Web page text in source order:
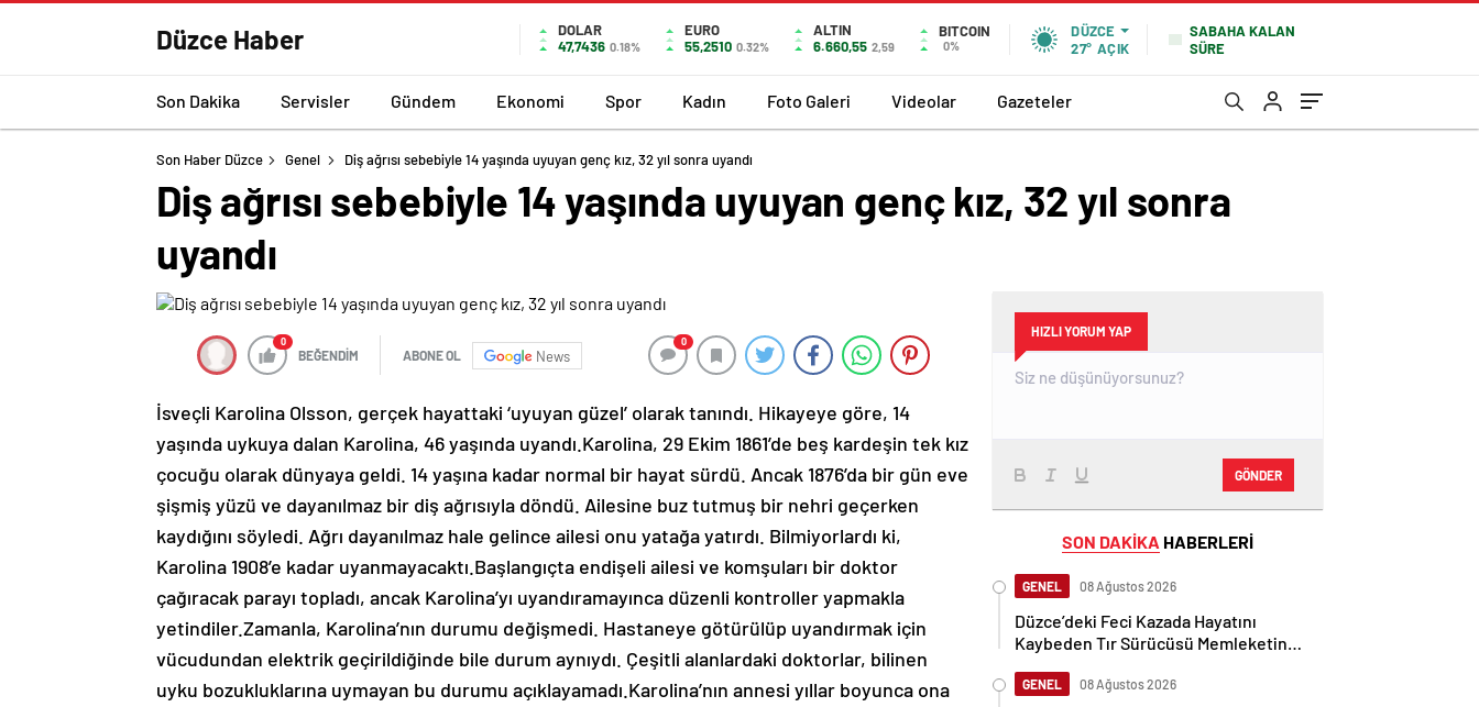
Düzce Haber
DOLAR
47,7436 0.18%
EURO
55,2510 0.32%
ALTIN
6.660,55 2,59
BITCOIN
0%
DÜZCE
27° AÇIK
SABAHA KALAN
SÜRE
Son Dakika Servisler Gündem Ekonomi Spor Kadın Foto Galeri Videolar Gazeteler
Son Haber Düzce Genel Diş ağrısı sebebiyle 14 yaşında uyuyan genç kız, 32 yıl sonra uyandı
Diş ağrısı sebebiyle 14 yaşında uyuyan genç kız, 32 yıl sonra
uyandı
0
BEĞENDİM ABONE OL News
0
İsveçli Karolina Olsson, gerçek hayattaki ‘uyuyan güzel’ olarak tanındı. Hikayeye göre, 14
yaşında uykuya dalan Karolina, 46 yaşında uyandı.Karolina, 29 Ekim 1861’de beş kardeşin tek kız
çocuğu olarak dünyaya geldi. 14 yaşına kadar normal bir hayat sürdü. Ancak 1876’da bir gün eve
şişmiş yüzü ve dayanılmaz bir diş ağrısıyla döndü. Ailesine buz tutmuş bir nehri geçerken
kaydığını söyledi. Ağrı dayanılmaz hale gelince ailesi onu yatağa yatırdı. Bilmiyorlardı ki,
Karolina 1908’e kadar uyanmayacaktı.Başlangıçta endişeli ailesi ve komşuları bir doktor
çağıracak parayı topladı, ancak Karolina’yı uyandıramayınca düzenli kontroller yapmakla
yetindiler.Zamanla, Karolina’nın durumu değişmedi. Hastaneye götürülüp uyandırmak için
vücudundan elektrik geçirildiğinde bile durum aynıydı. Çeşitli alanlardaki doktorlar, bilinen
uyku bozukluklarına uymayan bu durumu açıklayamadı.Karolina’nın annesi yıllar boyunca ona
HIZLI YORUM YAP
GÖNDER
SON DAKİKA HABERLERİ
GENEL 08 Ağustos 2026
Düzce’deki Feci Kazada Hayatını
Kaybeden Tır Sürücüsü Memleketine
GENEL 08 Ağustos 2026